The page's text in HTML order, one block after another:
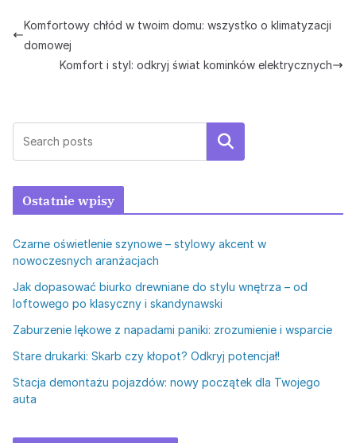
Komfortowy chłód w twoim domu: wszystko o klimatyzacji
domowej
Komfort i styl: odkryj świat kominków elektrycznych
Szukaj
Ostatnie wpisy
Czarne oświetlenie szynowe – stylowy akcent w
nowoczesnych aranżacjach
Jak dopasować biurko drewniane do stylu wnętrza – od
loftowego po klasyczny i skandynawski
Zaburzenie lękowe z napadami paniki: zrozumienie i wsparcie
Stare drukarki: Skarb czy kłopot? Odkryj potencjał!
Stacja demontażu pojazdów: nowy początek dla Twojego
auta